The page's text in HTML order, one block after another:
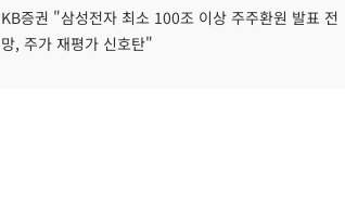
KB증권 "삼성전자 최소 100조 이상 주주환원 발표 전
망, 주가 재평가 신호탄"